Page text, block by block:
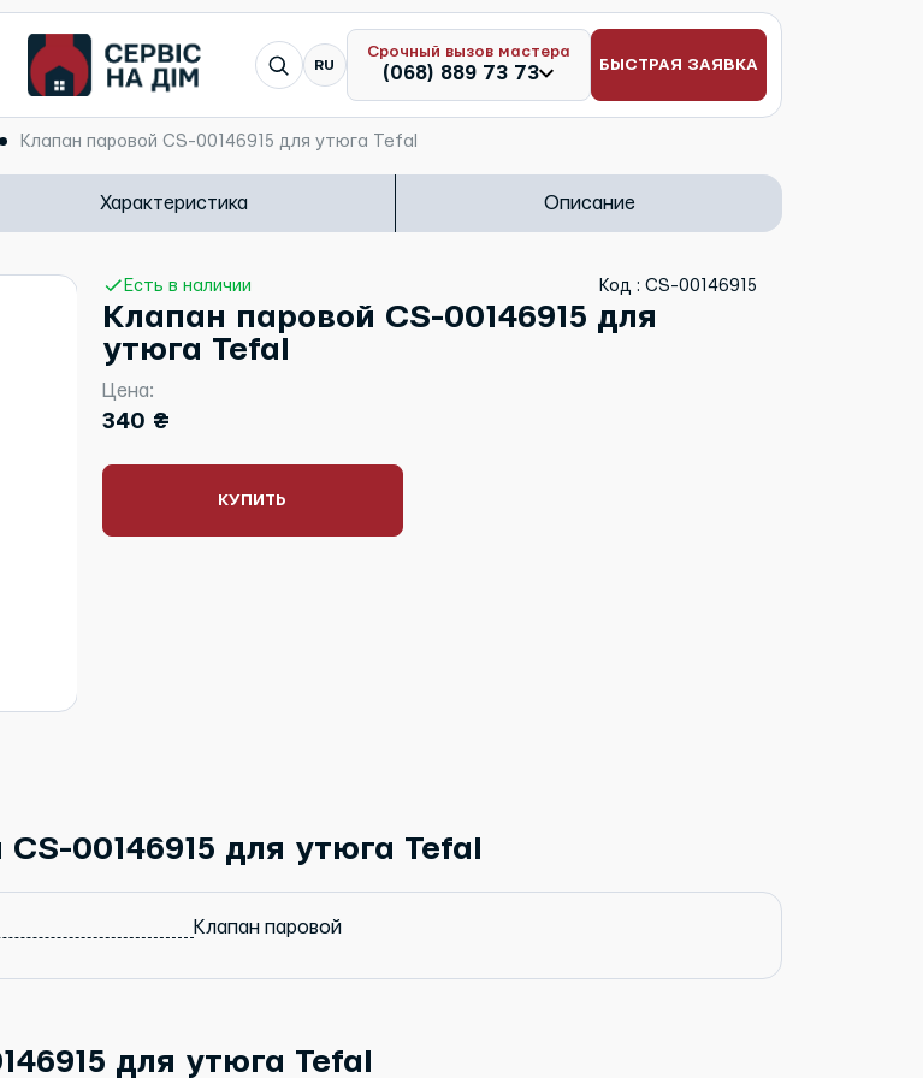
Я ищу...RU
Срочный вызов мастера
(068) 889 73 73 БЫСТРАЯ ЗАЯВКА
Клапан паровой CS-00146915 для утюга Tefal
Характеристика Описание
Есть в наличии Код : CS-00146915
Клапан паровой CS-00146915 для
утюга Tefal
Цена:
340 ₴
КУПИТЬ
00146915 для утюга Tefal
Клапан паровой
для утюга Tefal